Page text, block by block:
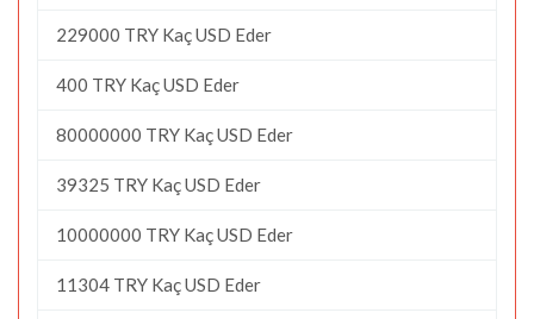
229000 TRY Kaç USD Eder
400 TRY Kaç USD Eder
80000000 TRY Kaç USD Eder
39325 TRY Kaç USD Eder
10000000 TRY Kaç USD Eder
11304 TRY Kaç USD Eder